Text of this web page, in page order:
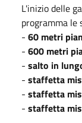
L'inizio delle
programma le
- 60 metri
- 600 metri
- salto in
- staffetta
- staffetta
- staffetta